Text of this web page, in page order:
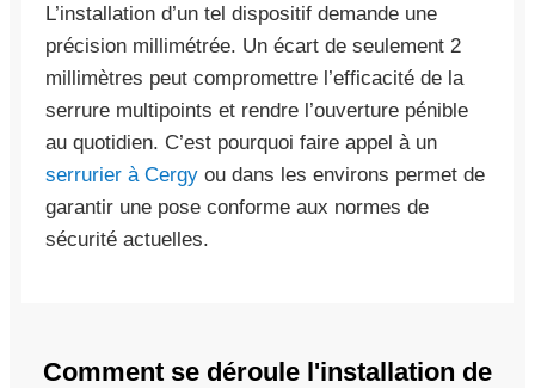
L’installation d’un tel dispositif demande une
précision millimétrée. Un écart de seulement 2
millimètres peut compromettre l’efficacité de la
serrure multipoints et rendre l’ouverture pénible
au quotidien. C’est pourquoi faire appel à un
serrurier à Cergy ou dans les environs permet de
garantir une pose conforme aux normes de
sécurité actuelles.
Comment se déroule l'installation de